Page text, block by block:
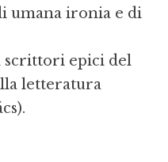
umana ironia e di
scrittori epici del
letteratura